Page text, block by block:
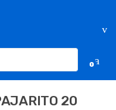
0
20